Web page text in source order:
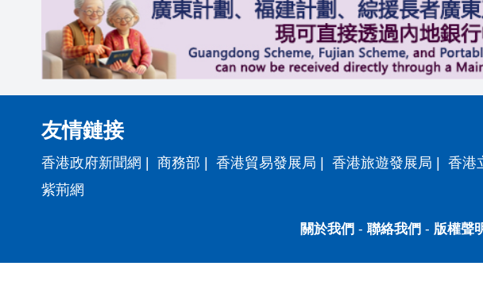
友情鏈接
香港政府新聞網 | 商務部 | 香港貿易發展局 | 香港旅遊發展局 | 香港
紫荊網
關於我們 - 聯絡我們 - 版權聲